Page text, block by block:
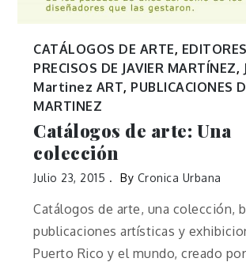
CATÁLOGOS DE ARTE,
PRECISOS DE JAVIER MARTÍNEZ,
Martinez ART, PUBLICACIONES
MARTINEZ
Catálogos de arte: Una
colección
Julio 23, 2015 By Cronica Urbana
Catálogos de arte, una colección,
publicaciones artísticas y
Puerto Rico y el mundo, creado